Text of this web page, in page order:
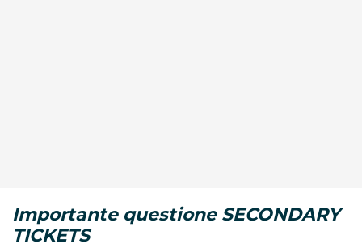
Importante questione SECONDARY
TICKETS